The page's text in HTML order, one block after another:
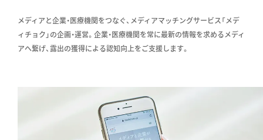
メディアと企業・医療機関をつなぐ、メディアマッチングサービス「メデ
ィチョク」の企画・運営。企業・医療機関を常に最新の情報を求めるメディ
アへ繋げ、露出の獲得による認知向上をご支援します。